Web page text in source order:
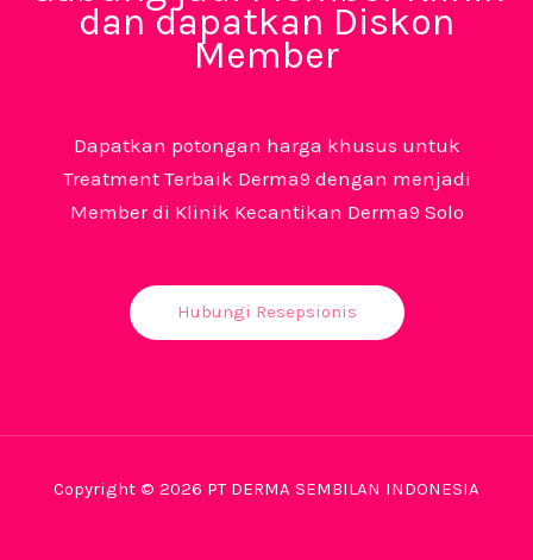
dan dapatkan Diskon
Member
Dapatkan potongan harga khusus untuk
Treatment Terbaik Derma9 dengan menjadi
Member di Klinik Kecantikan Derma9 Solo
Hubungi Resepsionis
Copyright © 2026 PT DERMA SEMBILAN INDONESIA